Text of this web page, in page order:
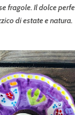
fragole. Il dolce
di estate e natura.